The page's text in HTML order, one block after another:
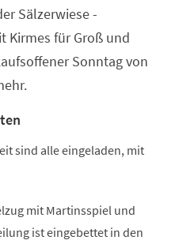
Sälzerwiese -
Kirmes für Groß und
Sonntag von
sind alle eingeladen, mit
mit Martinsspiel und
ist eingebettet in den